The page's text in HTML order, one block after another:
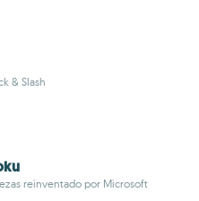
& Slash
reinventado por Microsoft